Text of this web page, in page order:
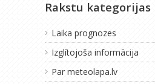
Rakstu kategorijas
Laika prognozes
Izglītojoša informācija
Par meteolapa.lv